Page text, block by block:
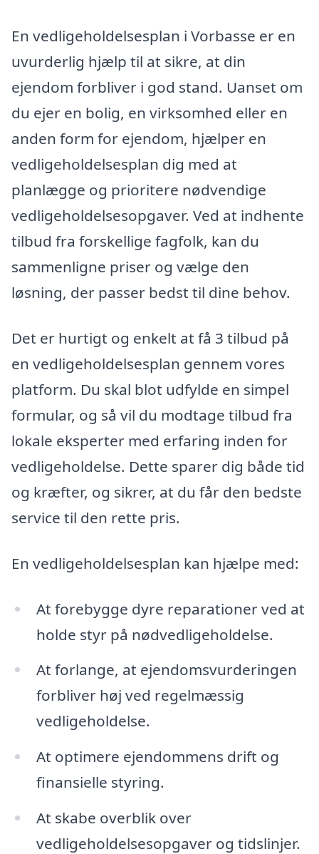
En vedligeholdelsesplan i Vorbasse er en
uvurderlig hjælp til at sikre, at din
ejendom forbliver i god stand. Uanset om
du ejer en bolig, en virksomhed eller en
anden form for ejendom, hjælper en
vedligeholdelsesplan dig med at
planlægge og prioritere nødvendige
vedligeholdelsesopgaver. Ved at indhente
tilbud fra forskellige fagfolk, kan du
sammenligne priser og vælge den
løsning, der passer bedst til dine behov.
Det er hurtigt og enkelt at få 3 tilbud på
en vedligeholdelsesplan gennem vores
platform. Du skal blot udfylde en simpel
formular, og så vil du modtage tilbud fra
lokale eksperter med erfaring inden for
vedligeholdelse. Dette sparer dig både tid
og kræfter, og sikrer, at du får den bedste
service til den rette pris.
En vedligeholdelsesplan kan hjælpe med:
At forebygge dyre reparationer ved at
holde styr på nødvedligeholdelse.
At forlange, at ejendomsvurderingen
forbliver høj ved regelmæssig
vedligeholdelse.
At optimere ejendommens drift og
finansielle styring.
At skabe overblik over
vedligeholdelsesopgaver og tidslinjer.